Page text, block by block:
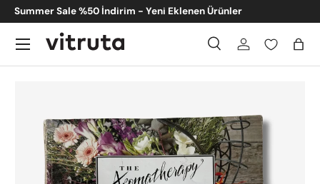
İçeriğe atla
Summer Sale %50 İndirim - Yeni Eklenen Ürünler
Ara
Ara Giriş
Menü